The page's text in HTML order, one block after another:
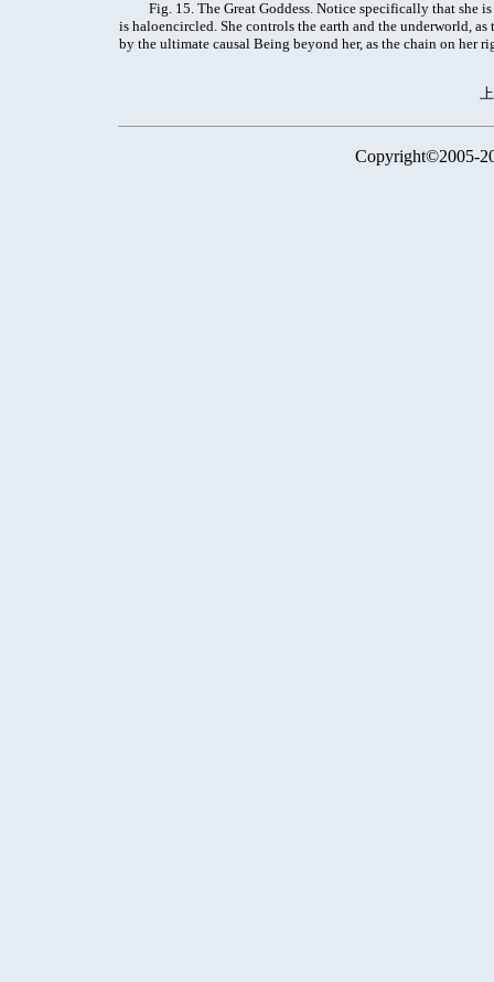
Fig. 15. The Great Goddess. Notice specifically that she
is haloencircled. She controls the earth and the underworld,
by the ultimate causal Being beyond her, as the chain on her
Copyright©2005-